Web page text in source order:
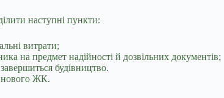
наступні пункти:
витрати;
на предмет надійності й дозвільних документів;
будівництво.
нового ЖК.